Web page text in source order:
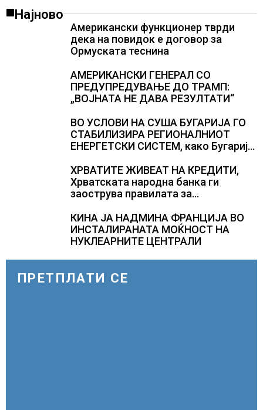
Најново
Американски функционер тврди
дека на повидок е договор за
Ормуската теснина
АМЕРИКАНСКИ ГЕНЕРАЛ СО
ПРЕДУПРЕДУВАЊЕ ДО ТРАМП:
„ВОЈНАТА НЕ ДАВА РЕЗУЛТАТИ“
ВО УСЛОВИ НА СУША БУГАРИЈА ГО
СТАБИЛИЗИРА РЕГИОНАЛНИОТ
ЕНЕРГЕТСКИ СИСТЕМ, како Бугарија
складирање на енергија од батерии
ХРВАТИТЕ ЖИВЕАТ НА КРЕДИТИ,
Хрватската народна банка ги
заострува правилата за
зголемени ризици во финансискиот
систем
КИНА ЈА НАДМИНА ФРАНЦИЈА ВО
ИНСТАЛИРАНАТА МОЌНОСТ НА
НУКЛЕАРНИТЕ ЦЕНТРАЛИ
ПРЕТПЛАТИ СЕ